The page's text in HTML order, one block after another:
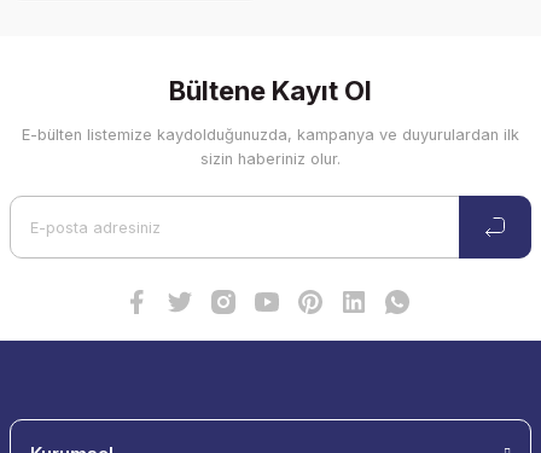
Bültene Kayıt Ol
E-bülten listemize kaydolduğunuzda, kampanya ve duyurulardan ilk
sizin haberiniz olur.